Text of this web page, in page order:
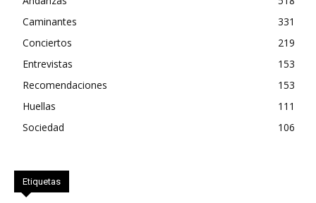
Caminantes
331
Conciertos
219
Entrevistas
153
Recomendaciones
153
Huellas
111
Sociedad
106
Etiquetas